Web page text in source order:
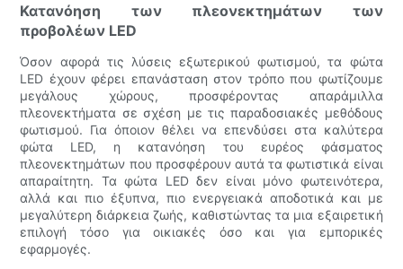
Κατανόηση των πλεονεκτημάτων των
προβολέων LED
Όσον αφορά τις λύσεις εξωτερικού φωτισμού, τα φώτα
LED έχουν φέρει επανάσταση στον τρόπο που φωτίζουμε
μεγάλους χώρους, προσφέροντας απαράμιλλα
πλεονεκτήματα σε σχέση με τις παραδοσιακές μεθόδους
φωτισμού. Για όποιον θέλει να επενδύσει στα καλύτερα
φώτα LED, η κατανόηση του ευρέος φάσματος
πλεονεκτημάτων που προσφέρουν αυτά τα φωτιστικά είναι
απαραίτητη. Τα φώτα LED δεν είναι μόνο φωτεινότερα,
αλλά και πιο έξυπνα, πιο ενεργειακά αποδοτικά και με
μεγαλύτερη διάρκεια ζωής, καθιστώντας τα μια εξαιρετική
επιλογή τόσο για οικιακές όσο και για εμπορικές
εφαρμογές.